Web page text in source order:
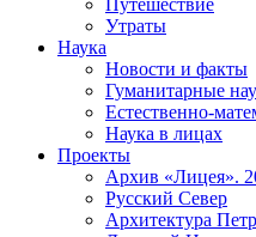
Путешествие
Утраты
Наука
Новости и факты
Гуманитарные
Естественно-
Наука в лицах
Проекты
Архив «Лицея».
Русский Север
Архитектура